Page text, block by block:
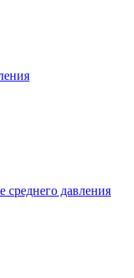
среднего давления